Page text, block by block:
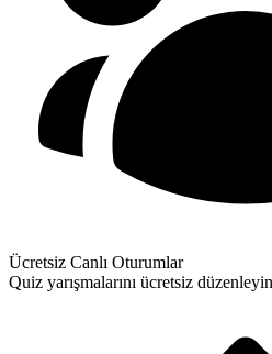
Ücretsiz Canlı Oturumlar
Quiz yarışmalarını ücretsiz düzenleyin